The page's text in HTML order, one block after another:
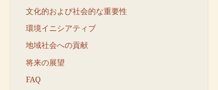
文化的および社会的な重要性
環境イニシアティブ
地域社会への貢献
将来の展望
FAQ